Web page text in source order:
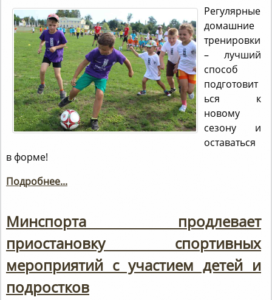
Регулярные
домашние
тренировки
– лучший
способ
подготовит
ься к
новому
сезону и
оставаться
в форме!
Подробнее...
Минспорта продлевает
приостановку спортивных
мероприятий с участием детей и
подростков